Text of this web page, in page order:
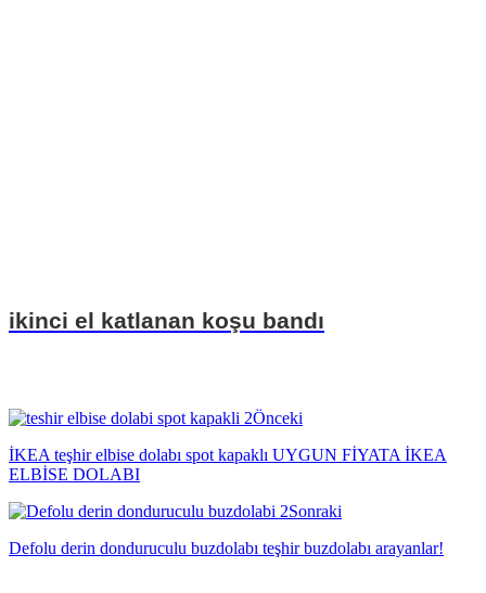
ikinci el katlanan koşu bandı
Önceki
İKEA teşhir elbise dolabı spot kapaklı UYGUN FİYATA İKEA
ELBİSE DOLABI
Sonraki
Defolu derin donduruculu buzdolabı teşhir buzdolabı arayanlar!